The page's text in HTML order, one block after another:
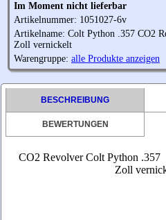
Im Moment nicht lieferbar
Artikelnummer: 1051027-6v
Artikelname: Colt Python .357 CO2
Zoll vernickelt
Warengruppe: alle Produkte anzeigen
BESCHREIBUNG
BEWERTUNGEN
CO2 Revolver Colt Python
Zoll